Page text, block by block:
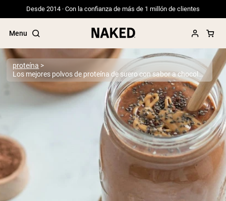
Desde 2014 · Con la confianza de más de 1 millón de clientes
Menu
Términos de Búsqueda Populares
”Vegan protein“
”Collagen“
”Micellar Casein“
proteína
Los mejores polvos de proteína de suero con sabor a chocolate de 2026